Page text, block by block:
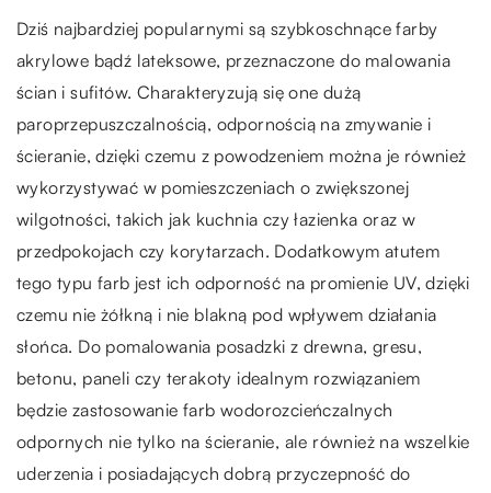
Dziś najbardziej popularnymi są szybkoschnące farby
akrylowe bądź lateksowe, przeznaczone do malowania
ścian i sufitów. Charakteryzują się one dużą
paroprzepuszczalnością, odpornością na zmywanie i
ścieranie, dzięki czemu z powodzeniem można je również
wykorzystywać w pomieszczeniach o zwiększonej
wilgotności, takich jak kuchnia czy łazienka oraz w
przedpokojach czy korytarzach. Dodatkowym atutem
tego typu farb jest ich odporność na promienie UV, dzięki
czemu nie żółkną i nie blakną pod wpływem działania
słońca. Do pomalowania posadzki z drewna, gresu,
betonu, paneli czy terakoty idealnym rozwiązaniem
będzie zastosowanie farb wodorozcieńczalnych
odpornych nie tylko na ścieranie, ale również na wszelkie
uderzenia i posiadających dobrą przyczepność do